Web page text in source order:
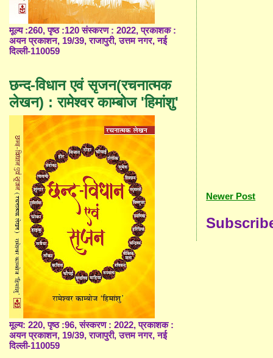
Newer Post
मूल्य :260, पृष्ठ :120 संस्करण : 2022, प्रकाशक :
अयन प्रकाशन, 19/39, राजापुरी, उत्तम नगर, नई
दिल्ली-110059
छन्द-विधान एवं सृजन(रचनात्मक
लेखन) : रामेश्वर काम्बोज 'हिमांशु'
मूल्य: 220, पृष्ठ :96, संस्करण : 2022, प्रकाशक :
अयन प्रकाशन, 19/39, राजापुरी, उत्तम नगर, नई
दिल्ली-110059